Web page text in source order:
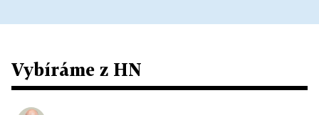
Vybíráme z HN